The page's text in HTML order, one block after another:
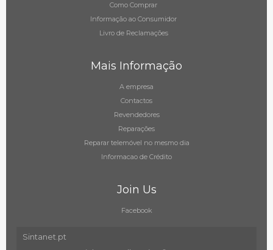
Como Comprar
Informação ao Consumidor
Livro de Reclamações
Mais Informação
A empresa
Contactos
Revendedores
Reparações
Reparar telemóvel no mesmo dia
Informacao de Crédito
Join Us
Facebook
Sintanet.pt